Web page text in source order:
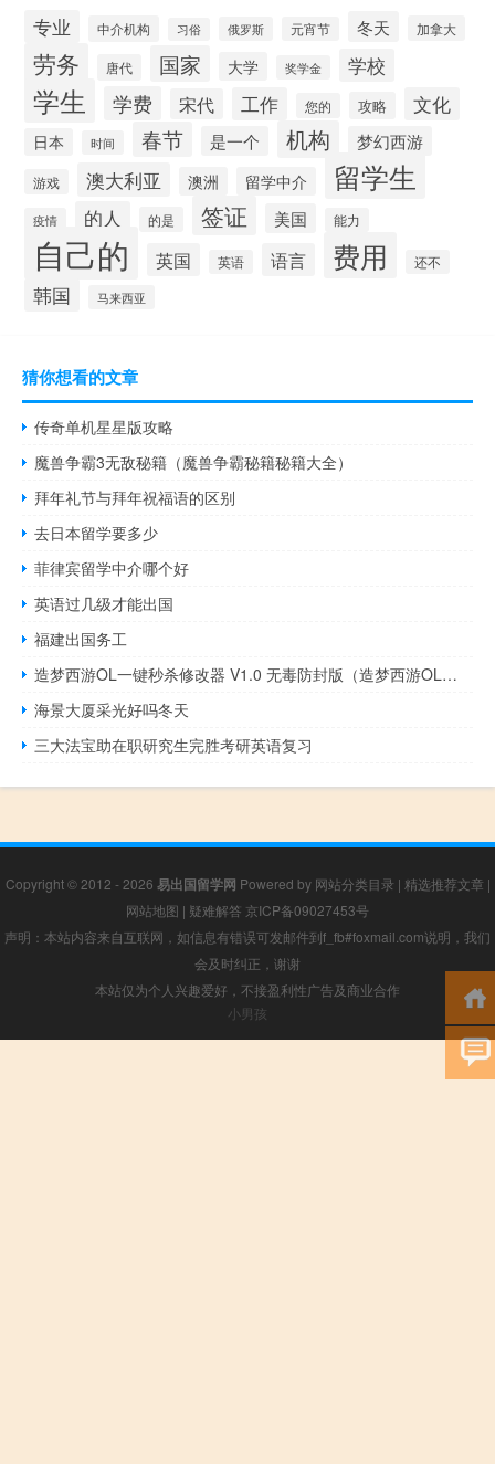
专业 中介机构 习俗 俄罗斯 元宵节 冬天 加拿大
劳务 唐代 国家 大学 奖学金 学校
学生 学费 宋代 工作 您的 攻略 文化
日本 时间 春节 是一个 机构 梦幻西游
游戏 澳大利亚 澳洲 留学中介 留学生
疫情 的人 的是 签证 美国 能力
自己的 英国 英语 语言 费用 还不
韩国 马来西亚
猜你想看的文章
传奇单机星星版攻略
魔兽争霸3无敌秘籍（魔兽争霸秘籍秘籍大全）
拜年礼节与拜年祝福语的区别
去日本留学要多少
菲律宾留学中介哪个好
英语过几级才能出国
福建出国务工
造梦西游OL一键秒杀修改器 V1.0 无毒防封版（造梦西游OL一键秒杀修改器 V1.0 无毒防封版功能简介）
海景大厦采光好吗冬天
三大法宝助在职研究生完胜考研英语复习
Copyright © 2012 - 2026 易出国留学网 Powered by 网站分类目录 | 精选推荐文章 |
网站地图 | 疑难解答 京ICP备09027453号
声明：本站内容来自互联网，如信息有错误可发邮件到f_fb#foxmail.com说明，我们
会及时纠正，谢谢
本站仅为个人兴趣爱好，不接盈利性广告及商业合作
小男孩